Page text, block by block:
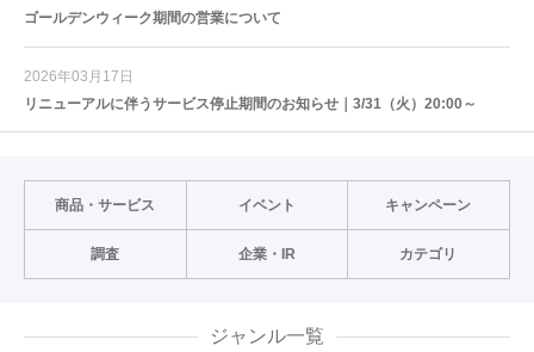
ゴールデンウィーク期間の営業について
2026年03月17日
リニューアルに伴うサービス停止期間のお知らせ｜3/31（火）20:00～
商品・サービス イベント キャンペーン
調査 企業・IR カテゴリ
ジャンル一覧